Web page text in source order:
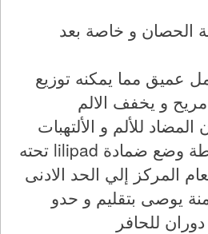
الحصان و خاصة بعد
عميق مما يمكنه توزيع
و يخفف الالم
يوصى بتقليم و حدو
للحافر